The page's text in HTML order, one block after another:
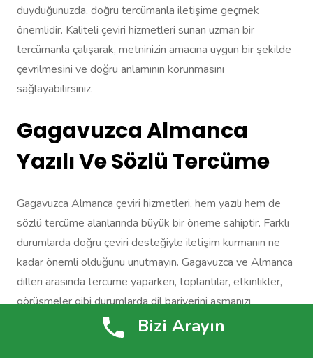
duyduğunuzda, doğru tercümanla iletişime geçmek
önemlidir. Kaliteli çeviri hizmetleri sunan uzman bir
tercümanla çalışarak, metninizin amacına uygun bir şekilde
çevrilmesini ve doğru anlamının korunmasını
sağlayabilirsiniz.
Gagavuzca Almanca
Yazılı Ve Sözlü Tercüme
Gagavuzca Almanca çeviri hizmetleri, hem yazılı hem de
sözlü tercüme alanlarında büyük bir öneme sahiptir. Farklı
durumlarda doğru çeviri desteğiyle iletişim kurmanın ne
kadar önemli olduğunu unutmayın. Gagavuzca ve Almanca
dilleri arasında tercüme yaparken, toplantılar, etkinlikler,
görüşmeler gibi durumlarda dil bariyerini aşmanızı
sağlayacak tercümanlarla çalışmanız gerekmektedir.
Bizi Arayın